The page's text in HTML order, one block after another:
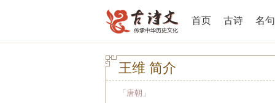
首页 古诗 名句
王维 简介
「 唐朝 」